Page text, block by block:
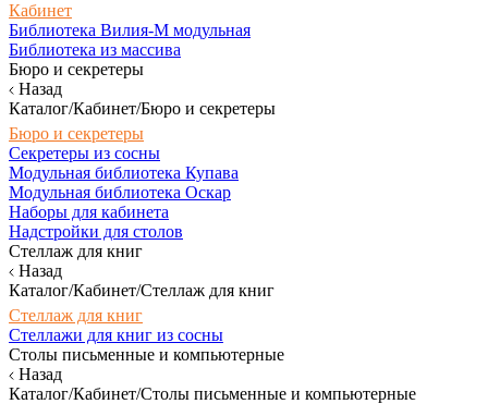
Кабинет
Библиотека Вилия-М модульная
Библиотека из массива
Бюро и секретеры
Назад
Каталог/Кабинет/Бюро и секретеры
Бюро и секретеры
Секретеры из сосны
Модульная библиотека Купава
Модульная библиотека Оскар
Наборы для кабинета
Надстройки для столов
Стеллаж для книг
Назад
Каталог/Кабинет/Стеллаж для книг
Стеллаж для книг
Стеллажи для книг из сосны
Столы письменные и компьютерные
Назад
Каталог/Кабинет/Столы письменные и компьютерные